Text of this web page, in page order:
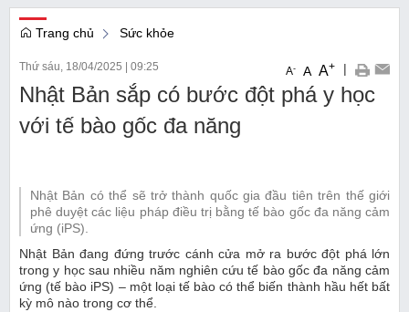
Trang chủ Sức khỏe
Thứ sáu, 18/04/2025 09:25 A- A A+ |
Nhật Bản có thể sẽ trở thành quốc gia đầu tiên trên thế giới
phê duyệt các liệu pháp điều trị bằng tế bào gốc đa năng cảm
trong y học sau nhiều năm nghiên cứu tế bào gốc đa năng cảm
ứng (tế bào iPS) – một loại tế bào có thể biến thành hầu hết bất
kỳ mô nào trong cơ thể.